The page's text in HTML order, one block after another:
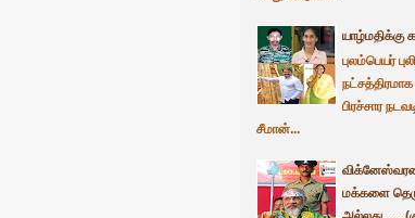
யாழ்மதிக்கு
புலம்பெயர்
பிரச்சார
சீமான்...
மக்களை